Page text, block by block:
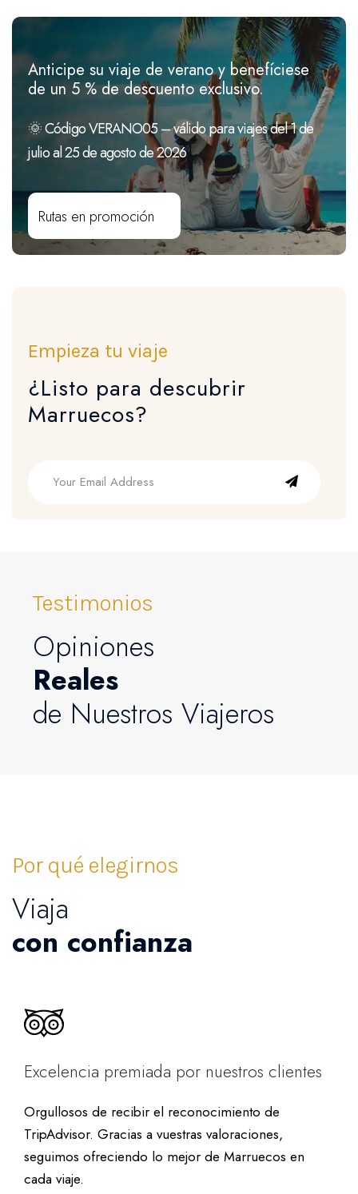
Anticipe su viaje de verano y benefíciese
de un 5 % de descuento exclusivo.
🌞 Código VERANO05 – válido para viajes del 1 de
julio al 25 de agosto de 2026
Rutas en promoción
Empieza tu viaje
¿Listo para descubrir
Marruecos?
Testimonios
Opiniones
Reales
de Nuestros Viajeros
Por qué elegirnos
Viaja
con confianza
Excelencia premiada por nuestros clientes
Orgullosos de recibir el reconocimiento de
TripAdvisor. Gracias a vuestras valoraciones,
seguimos ofreciendo lo mejor de Marruecos en
cada viaje.